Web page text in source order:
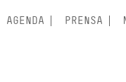
AGENDA PRENSA